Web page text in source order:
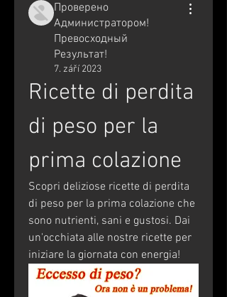
Проверено
Администратором!
Превосходный
Результат!
7. září 2023
Ricette di perdita
di peso per la
prima colazione
Scopri deliziose ricette di perdita
di peso per la prima colazione che
sono nutrienti, sani e gustosi. Dai
un'occhiata alle nostre ricette per
iniziare la giornata con energia!